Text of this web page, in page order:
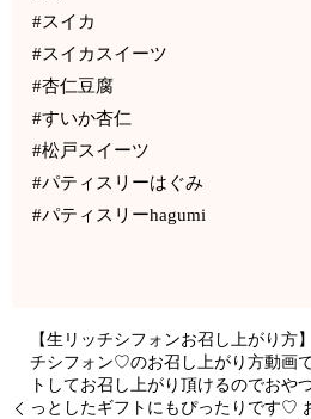
#スイカ
#スイカスイーツ
#杏仁豆腐
#すいか杏仁
#松戸スイーツ
#パティスリーはぐみ
#パティスリーhagumi
【生リッチシフォンお召し上がり方
チシフォン♡のお召し上がり方動画
トしてお召し上がり頂けるのでおや
っとしたギフトにもぴったりです♡